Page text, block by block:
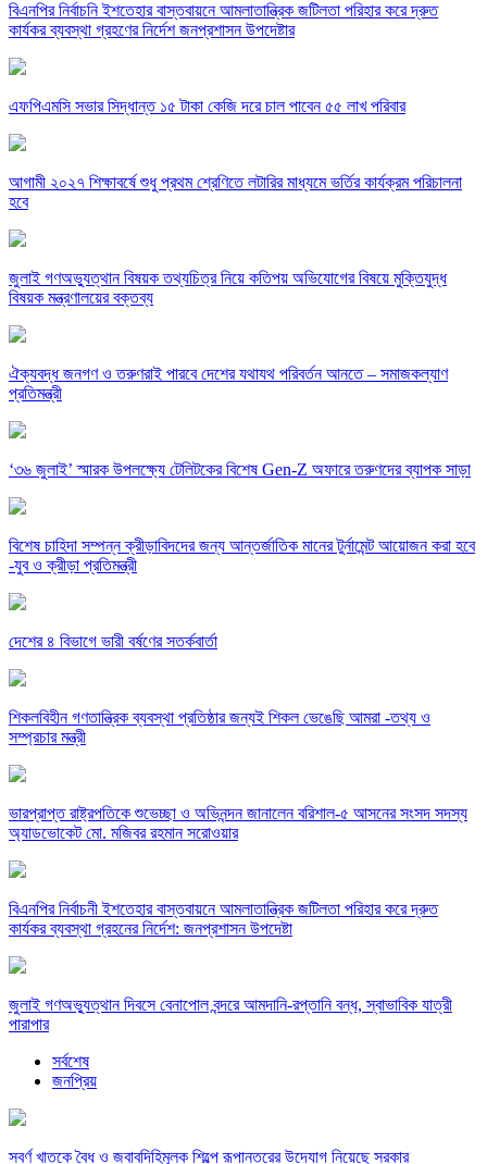
বিএনপির নির্বাচনি ইশতেহার বাস্তবায়নে আমলাতান্ত্রিক জটিলতা পরিহার করে দ্রুত
কার্যকর ব্যবস্থা গ্রহণের নির্দেশ জনপ্রশাসন উপদেষ্টার
এফপিএমসি সভার সিদ্ধান্ত ১৫ টাকা কেজি দরে চাল পাবেন ৫৫ লাখ পরিবার
আগামী ২০২৭ শিক্ষাবর্ষে শুধু প্রথম শ্রেণিতে লটারির মাধ্যমে ভর্তির কার্যক্রম পরিচালনা
হবে
জুলাই গণঅভ্যুত্থান বিষয়ক তথ্যচিত্র নিয়ে কতিপয় অভিযোগের বিষয়ে মুক্তিযুদ্ধ
বিষয়ক মন্ত্রণালয়ের বক্তব্য
ঐক্যবদ্ধ জনগণ ও তরুণরাই পারবে দেশের যথাযথ পরিবর্তন আনতে – সমাজকল্যাণ
প্রতিমন্ত্রী
‘৩৬ জুলাই’ স্মারক উপলক্ষ্যে টেলিটকের বিশেষ Gen-Z অফারে তরুণদের ব্যাপক সাড়া
বিশেষ চাহিদা সম্পন্ন ক্রীড়াবিদদের জন্য আন্তর্জাতিক মানের টুর্নামেন্ট আয়োজন করা হবে
-যুব ও ক্রীড়া প্রতিমন্ত্রী
দেশের ৪ বিভাগে ভারী বর্ষণের সতর্কবার্তা
শিকলবিহীন গণতান্ত্রিক ব্যবস্থা প্রতিষ্ঠার জন্যই শিকল ভেঙেছি আমরা -তথ্য ও
সম্প্রচার মন্ত্রী
ভারপ্রাপ্ত রাষ্ট্রপতিকে শুভেচ্ছা ও অভিনন্দন জানালেন বরিশাল-৫ আসনের সংসদ সদস্য
অ্যাডভোকেট মো. মজিবর রহমান সরোওয়ার
বিএনপির নির্বাচনী ইশতেহার বাস্তবায়নে আমলাতান্ত্রিক জটিলতা পরিহার করে দ্রুত
কার্যকর ব্যবস্থা গ্রহনের নির্দেশ: জনপ্রশাসন উপদেষ্টা
জুলাই গণঅভ্যুত্থান দিবসে বেনাপোল বন্দরে আমদানি-রপ্তানি বন্ধ, স্বাভাবিক যাত্রী
পারাপার
সর্বশেষ
জনপ্রিয়
স্বর্ণ খাতকে বৈধ ও জবাবদিহিমূলক শিল্পে রূপান্তরের উদ্যোগ নিয়েছে সরকার